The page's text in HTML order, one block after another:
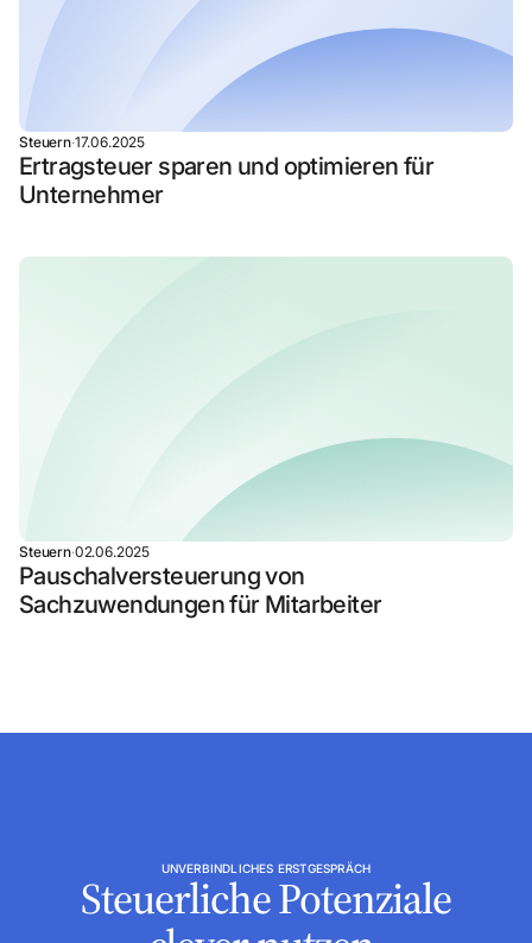
Steuern·17.06.2025
Ertragsteuer sparen und optimieren für
Unternehmer
Steuern·02.06.2025
Pauschalversteuerung von
Sachzuwendungen für Mitarbeiter
UNVERBINDLICHES ERSTGESPRÄCH
Steuerliche Potenziale